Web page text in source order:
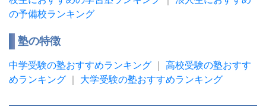
の予備校ランキング
塾の特徴
中学受験の塾おすすめランキング
高校受験の塾おすす
めランキング
大学受験の塾おすすめランキング